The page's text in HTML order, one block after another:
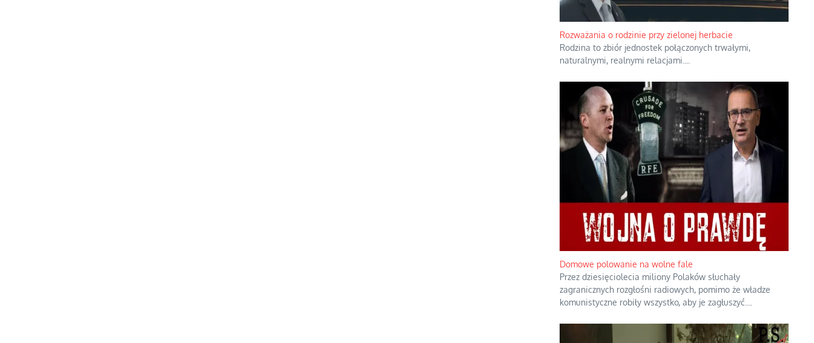
Rozważania o rodzinie przy zielonej herbacie
Rodzina to zbiór jednostek połączonych trwałymi,
naturalnymi, realnymi relacjami.
Domowe polowanie na wolne fale
Przez dziesięciolecia miliony Polaków słuchały
zagranicznych rozgłośni radiowych, pomimo że władze
komunistyczne robiły wszystko, aby je zagłuszyć.